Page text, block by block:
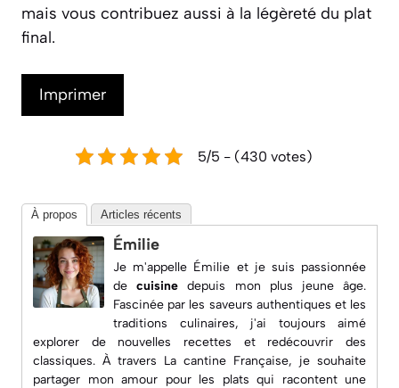
mais vous contribuez aussi à la légèreté du plat
final.
Imprimer
5/5 - (430 votes)
À propos Articles récents
Émilie
Je m'appelle Émilie et je suis passionnée
decuisine depuis mon plus jeune âge.
Fascinée par les saveurs authentiques et les
traditions culinaires, j'ai toujours aimé
explorer de nouvelles recettes et redécouvrir des
classiques. À travers La cantine Française, je souhaite
partager mon amour pour les plats qui racontent une